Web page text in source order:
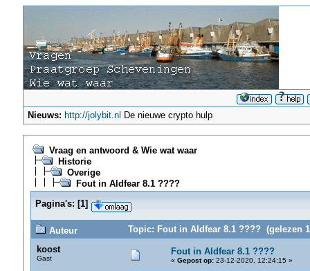
Nieuws: http://jolybit.nl De nieuwe crypto hulp
Vraag en antwoord & Wie wat waar
Historie
Overige
Fout in Aldfear 8.1 ????
Pagina's: [1]
Auteur
Topic: Fout in Aldfear 8.1 ???? (gelezen
koost
Gast
Fout in Aldfear 8.1 ????
« Gepost op:23-12-2020, 12:24:15 »